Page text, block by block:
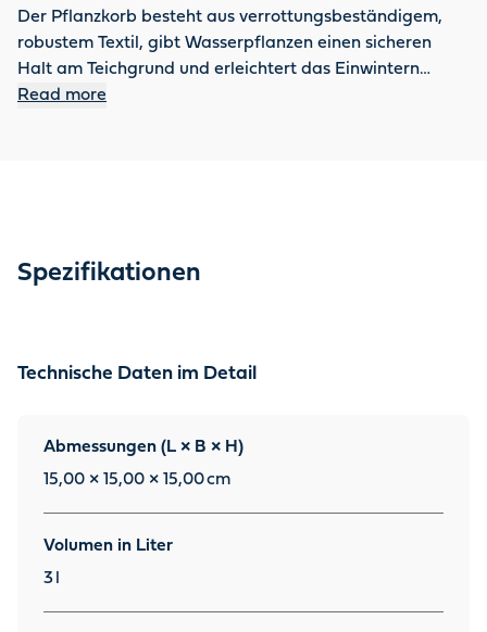
Der Pflanzkorb besteht aus verrottungsbeständigem,
robustem Textil, gibt Wasserpflanzen einen sicheren
Halt am Teichgrund und erleichtert das Einwintern
frostgefährdeter Pflanzen. Durch das Textil gelangt
Read more
Spezifikationen
Technische Daten im Detail
Abmessungen (L × B × H)
15,00 × 15,00 × 15,00cm
Volumen in Liter
3